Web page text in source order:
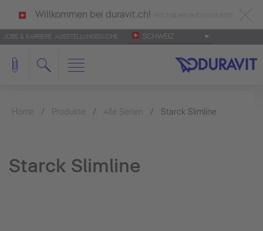
Willkommen bei duravit.ch!
deutsch als Ihre Sprache erkannt.
Français Italiano
JOBS & KARRIERE AUSSTELLUNGSSUCHE SCHWEIZ
Home Produkte Alle Serien Starck Slimline
Starck Slimline